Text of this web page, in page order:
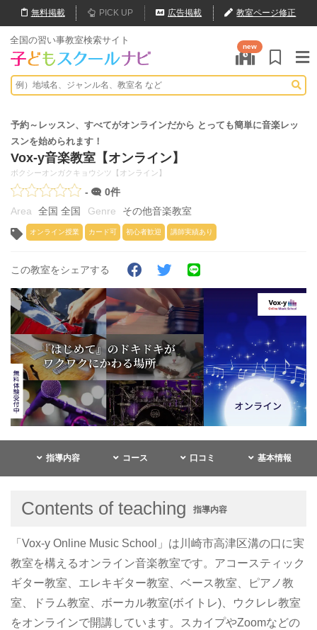
無料掲載 PICK UP 広告掲載 教室ページ修正
全国の習い事教室検索サイト
new
予約～レッスン、すべてがオンラインだから ​とっても簡単に音楽レッ
スンを始められます！
Vox-y音楽教室【オンライン】
ボクシーオンガクキョウシツ【オンライン】
-
0件
全国 全国
その他音楽教室
オンライン授業 カード可 初心者歓迎 講師実績あり
この教室をシェアする
指導内容 コース 口コミ 基本情報
Contents of teaching 指導内容
「Vox-y Online Music School」は川崎市高津区溝の口に実
教室を構えるオンライン音楽教室です。アコースティック
ギター教室、エレキギター教室、ベース教室、ピアノ教
室、ドラム教室、ボーカル教室(ボイトレ)、ウクレレ教室
をオンラインで開講しています。スカイプやZoomなどの